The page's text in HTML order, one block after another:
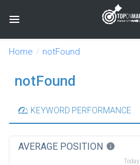
Toggle navigation
Home notFound
notFound
KEYWORD PERFORMANCE
AVERAGE POSITION info
Today